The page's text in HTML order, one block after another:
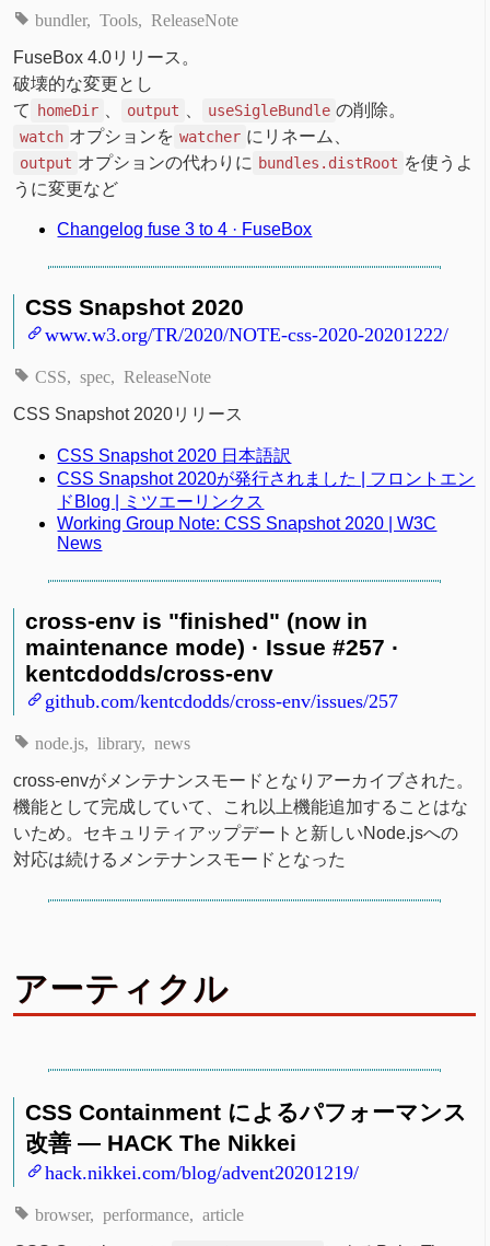
bundler Tools ReleaseNote
FuseBox 4.0リリース。
破壊的な変更とし
て
homeDir output useSigleBundle の削除。
watch オプションを watcher にリネーム、
output オプションの代わりに bundles.distRoot を使うよ
うに変更など
Changelog fuse 3 to 4 · FuseBox
CSS Snapshot 2020
www.w3.org/TR/2020/NOTE-css-2020-20201222/
CSS spec ReleaseNote
CSS Snapshot 2020リリース
CSS Snapshot 2020 日本語訳
CSS Snapshot 2020が発行されました | フロントエン
ドBlog | ミツエーリンクス
Working Group Note: CSS Snapshot 2020 | W3C
News
cross-env is "finished" (now in
maintenance mode) · Issue #257 ·
kentcdodds/cross-env
github.com/kentcdodds/cross-env/issues/257
node.js library news
cross-envがメンテナンスモードとなりアーカイブされた。
機能として完成していて、これ以上機能追加することはな
いため。セキュリティアップデートと新しいNode.jsへの
対応は続けるメンテナンスモードとなった
アーティクル
CSS Containment によるパフォーマンス
改善 — HACK The Nikkei
hack.nikkei.com/blog/advent20201219/
browser performance article